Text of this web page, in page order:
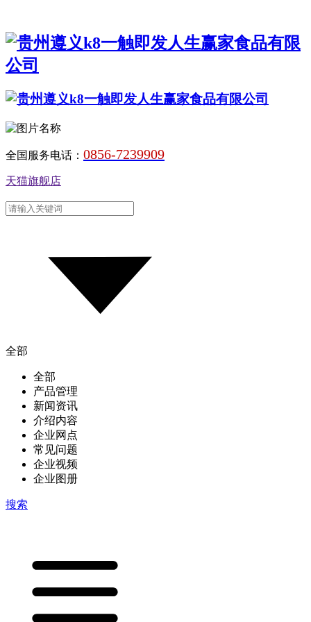
全国服务电话： 0856-7239909
天猫旗舰店
全部
全部
产品管理
新闻资讯
介绍内容
企业网点
常见问题
企业视频
企业图册
搜索